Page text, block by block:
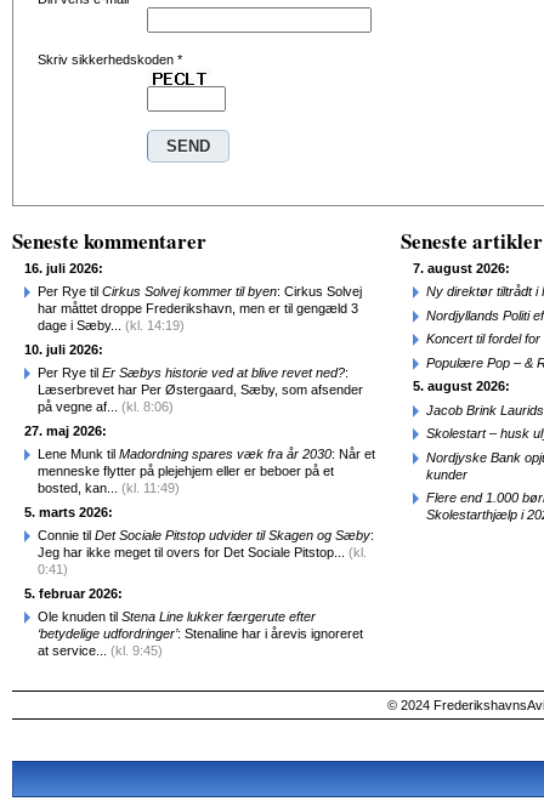
Skriv sikkerhedskoden *
Seneste kommentarer
16. juli 2026:
Per Rye til Cirkus Solvej kommer til byen: Cirkus Solvej
har måttet droppe Frederikshavn, men er til gengæld 3
dage i Sæby... (kl. 14:19)
10. juli 2026:
Per Rye til Er Sæbys historie ved at blive revet ned?:
Læserbrevet har Per Østergaard, Sæby, som afsender
på vegne af... (kl. 8:06)
27. maj 2026:
Lene Munk til Madordning spares væk fra år 2030: Når et
menneske flytter på plejehjem eller er beboer på et
bosted, kan... (kl. 11:49)
5. marts 2026:
Connie til Det Sociale Pitstop udvider til Skagen og Sæby:
Jeg har ikke meget til overs for Det Sociale Pitstop... (kl.
0:41)
5. februar 2026:
Ole knuden til Stena Line lukker færgerute efter
‘betydelige udfordringer’: Stenaline har i årevis ignoreret
at service... (kl. 9:45)
Seneste artikler
7. august 2026:
Ny direktør tiltrådt i
Nordjyllands Politi
Koncert til fordel
Populære Pop – &
5. august 2026:
Jacob Brink
Skolestart – husk
Nordjyske Bank
kunder
Flere end 1.000
Skolestarthjælp i
© 2024